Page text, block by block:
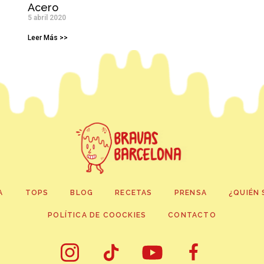
Acero
5 abril 2020
Leer Más >>
TOPS BLOG RECETAS PRENSA ¿QUIÉN
POLÍTICA DE COOCKIES CONTACTO